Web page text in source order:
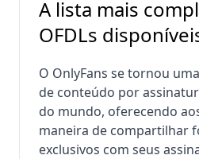
A lista mais
OFDLs
O OnlyFans se tornou
de conteúdo por
do mundo, oferecendo
maneira de compartilhar
exclusivos com seus